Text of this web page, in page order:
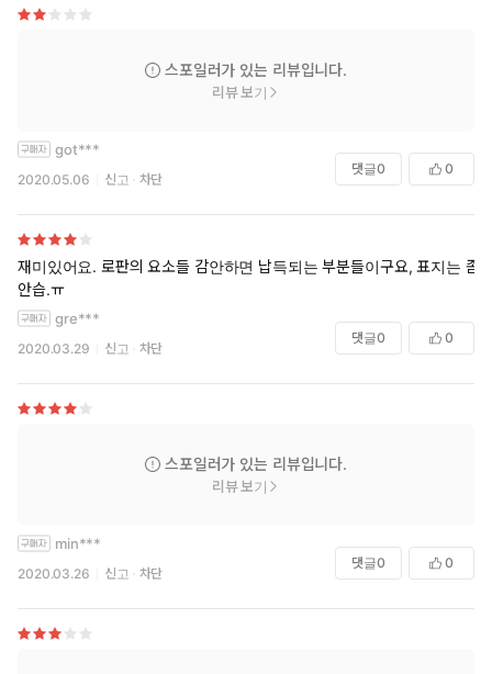
짜 너무하지 않나? 아무튼 감사합니다 저도 글 쓸 용기를 얻었습니다 조
스포일러가 있는 리뷰입니다.
리뷰 보기
got***
2020.05.06 신고 차단
댓글0 0
재미있어요. 로판의 요소들 감안하면 납득되는 부분들이구요, 표지는 좀..
안습.ㅠ
gre***
2020.03.29 신고 차단
댓글0 0
스포일러가 있는 리뷰입니다.
리뷰 보기
min***
2020.03.26 신고 차단
댓글0 0